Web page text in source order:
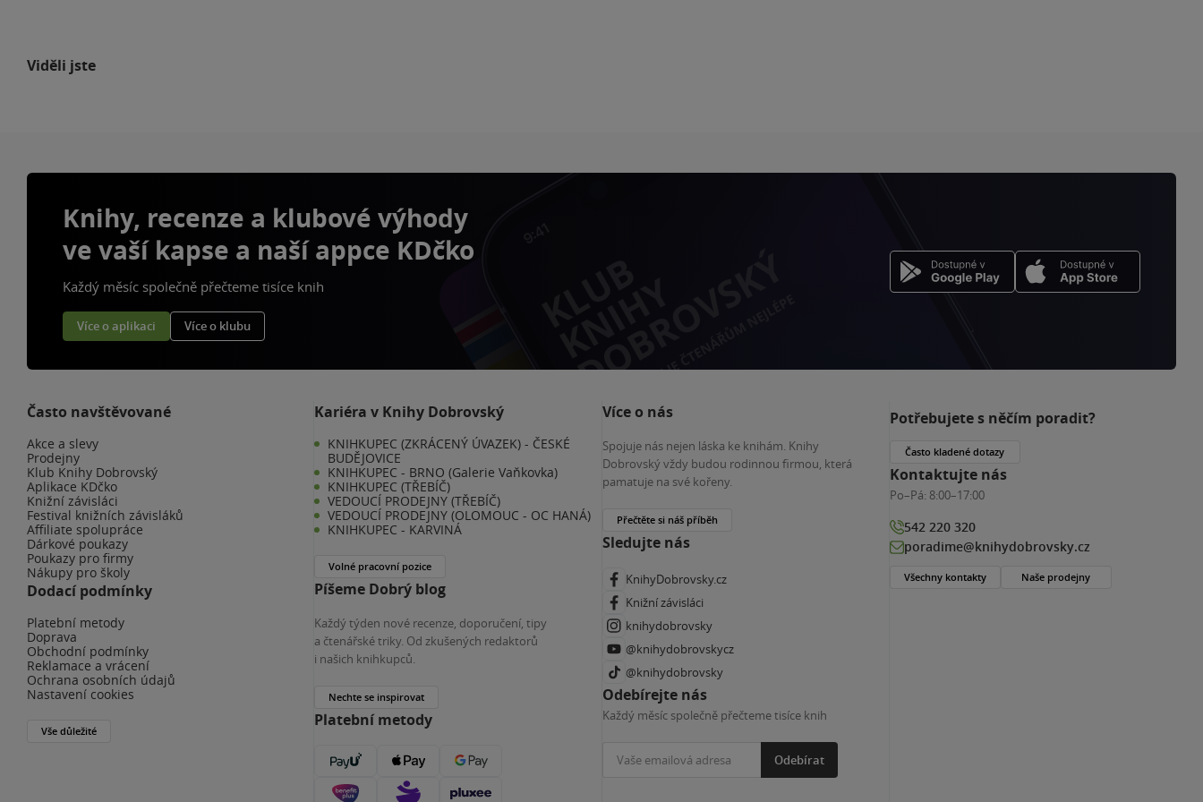
Viděli jste
Knihy, recenze a klubové výhody
ve vaší kapse a naší appce KDčko
Každý měsíc společně přečteme tisíce knih
Více o aplikaci Více o klubu
Často navštěvované
Akce a slevy
Prodejny
Klub Knihy Dobrovský
Aplikace KDčko
Knižní závisláci
Festival knižních závisláků
Affiliate spolupráce
Dárkové poukazy
Poukazy pro firmy
Nákupy pro školy
Dodací podmínky
Platební metody
Doprava
Obchodní podmínky
Reklamace a vrácení
Ochrana osobních údajů
Nastavení cookies
Vše důležité
Kariéra v Knihy Dobrovský
KNIHKUPEC (ZKRÁCENÝ ÚVAZEK) - ČESKÉ
BUDĚJOVICE
KNIHKUPEC - BRNO (Galerie Vaňkovka)
KNIHKUPEC (TŘEBÍČ)
VEDOUCÍ PRODEJNY (TŘEBÍČ)
VEDOUCÍ PRODEJNY (OLOMOUC - OC HANÁ)
KNIHKUPEC - KARVINÁ
Volné pracovní pozice
Píšeme Dobrý blog
Každý týden nové recenze, doporučení, tipy
a čtenářské triky. Od zkušených redaktorů
i našich knihkupců.
Nechte se inspirovat
Platební metody
Více o nás
Spojuje nás nejen láska ke knihám. Knihy
Dobrovský vždy budou rodinnou firmou, která
pamatuje na své kořeny.
Přečtěte si náš příběh
Sledujte nás
KnihyDobrovsky.cz
Knižní závisláci
knihydobrovsky
@knihydobrovskycz
@knihydobrovsky
Odebírejte nás
Každý měsíc společně přečteme tisíce knih
Odebírat
Potřebujete s něčím poradit?
Často kladené dotazy
Kontaktujte nás
Po–Pá: 8:00–17:00
542 220 320
poradime@knihydobrovsky.cz
Všechny kontakty Naše prodejny